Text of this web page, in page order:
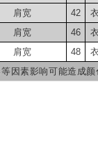
肩宽 42
肩宽 46
肩宽 48
因素影响可能造成颜